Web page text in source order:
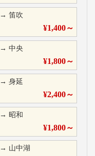
→笛吹
¥1,400～
→中央
¥1,800～
→身延
¥2,400～
→ 昭和
¥1,800～
→ 山中湖